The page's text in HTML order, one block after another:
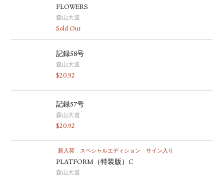
FLOWERS
森山大道
Sold Out
記録58号
森山大道
$20.92
記録57号
森山大道
$20.92
新入荷 スペシャルエディション サイン入り
PLATFORM（特装版）C
森山大道